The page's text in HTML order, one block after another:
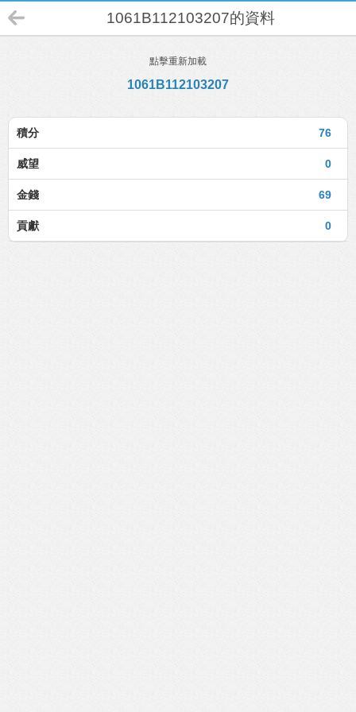
1061B112103207的資料
點擊重新加載
1061B112103207
76
積分
0
威望
69
金錢
0
貢獻